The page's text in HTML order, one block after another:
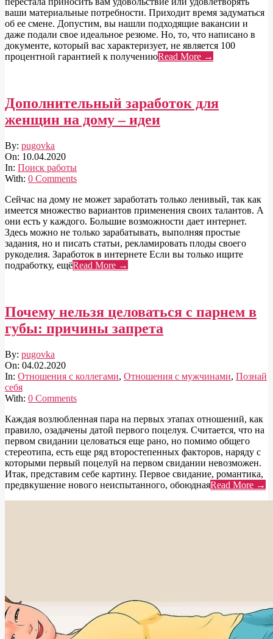
ваши материальные потребности. Приходит время задуматься
об ее смене. Допустим, вы нашли подходящие вакансии и
даже подали свое идеальное резюме. Но, то, что написано в
документе, который вас характеризует, не является 100
процентной гарантией к получениюRead More →
Дополнительный заработок для
женщин на дому – идеи
2020-
04-
10
By: pugovka
On: 10.04.2020
In: Поиск работы
With: 0 Comments
Сейчас на дому не может заработать только ленивый, так как
имеется множество вариантов применения своих талантов. А
они есть у каждого. Большие возможности дает интернет.
Здесь можно не только зарабатывать, выполняя простые
задания, но и писать статьи, рекламировать плоды своего
рукоделия. Заработок в интернете Если вы только ищите
подработку, ещёRead More →
Почему нельзя целоваться с парнем в
губы: причины запрета
2020-
02-
04
By: pugovka
On: 04.02.2020
In: Отношения с коллегами, Отношения с мужчинами, Познай
себя
With: 0 Comments
Каждая возлюбленная пара на первых этапах отношений, как
правило, озадачены датой первого поцелуя. Считается, что на
первом свидании целоваться еще рано, но помимо общего
стереотипа, есть еще ряд второстепенных факторов, наряду с
которыми первый поцелуй на первом свидании невозможен.
Итак, представим себе картину. Первое свидание, романтика,
предвкушение нового неиспытанного, обоюднаяRead More →